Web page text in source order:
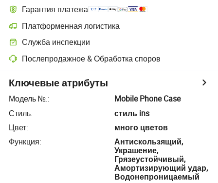
Гарантия платежа
Платформенная логистика
Служба инспекции
Послепродажное & Обработка споров
Ключевые атрибуты
Модель №.:
Mobile Phone Case
Стиль:
стиль ins
Цвет:
много цветов
Функция:
Антискользящий,
Украшение,
Грязеустойчивый,
Амортизирующий удар,
Водонепроницаемый